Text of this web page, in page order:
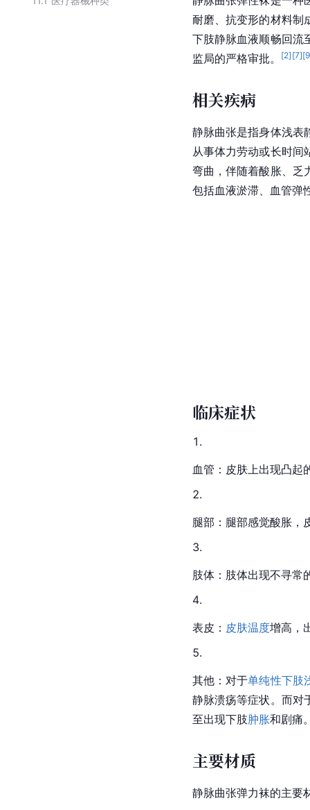
耐磨、抗变形的材料制
下肢静脉血液顺畅回流
监局的严格审批。
[2] [7][9
相关疾病
静脉曲张是指身体浅表
从事体力劳动或长时间
弯曲，伴随着酸胀、乏
包括血液淤滞、血管弹
临床症状
血管：皮肤上出现凸起
腿部：腿部感觉酸胀，
肢体：肢体出现不寻常
表皮： 皮肤温度增高，
其他：对于单纯性下肢
静脉溃疡等症状。而对
至出现下肢肿胀和剧痛
主要材质
静脉曲张弹力袜的主要